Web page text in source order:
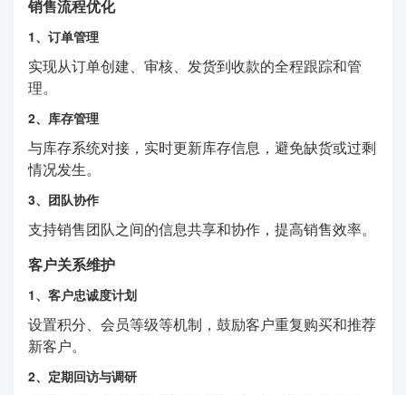
销售流程优化
1、订单管理
实现从订单创建、审核、发货到收款的全程跟踪和管
理。
2、库存管理
与库存系统对接，实时更新库存信息，避免缺货或过剩
情况发生。
3、团队协作
支持销售团队之间的信息共享和协作，提高销售效率。
客户关系维护
1、客户忠诚度计划
设置积分、会员等级等机制，鼓励客户重复购买和推荐
新客户。
2、定期回访与调研